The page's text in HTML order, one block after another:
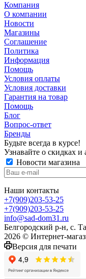
Компания
О компании
Новости
Магазины
Соглашение
Политика
Информация
Помощь
Условия оплаты
Условия доставки
Гарантия на товар
Помощь
Блог
Вопрос-ответ
Бренды
Будьте всегда в курсе!
Узнавайте о скидках
Новости магазина
Наши контакты
+7(909)203-53-25
+7(909)203-53-25
info@sad-dom31.ru
Белгородский р-н, с.
2026 © Интернет-
Версия для печати